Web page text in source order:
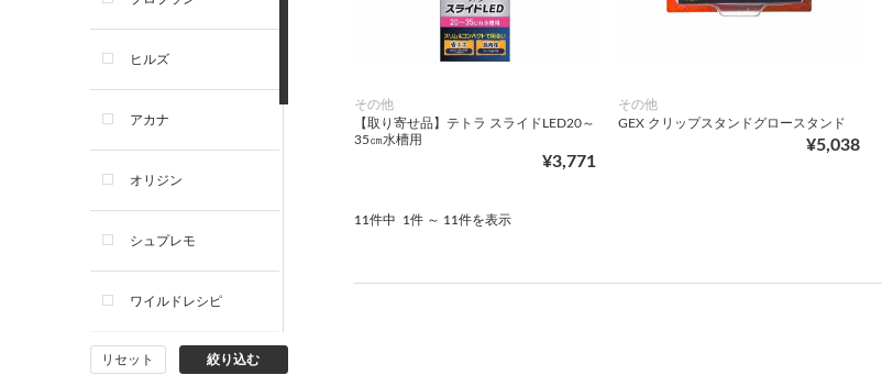
イ・ウェット）
犬ドライフード
犬ウェットフード
犬おやつ
犬サプリ・ミルク・栄養補給
ヒルズ
アカナ
オリジン
シュプレモ
ワイルドレシピ
ナチュラルチョイス
リセット 絞り込む
その他
【取り寄せ品】テトラ スライドLED20～
35㎝水槽用
¥3,771
その他
GEX クリップスタンドグロースタンド
¥5,038
11件中 1件 ～ 11件を表示